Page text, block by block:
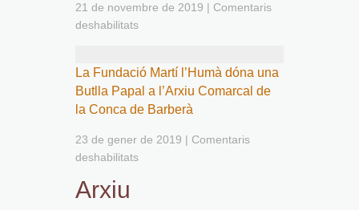
21 de novembre de 2019 | Comentaris
deshabilitats
La Fundació Martí l’Humà dóna una
Butlla Papal a l’Arxiu Comarcal de
la Conca de Barberà
23 de gener de 2019 | Comentaris
deshabilitats
Arxiu